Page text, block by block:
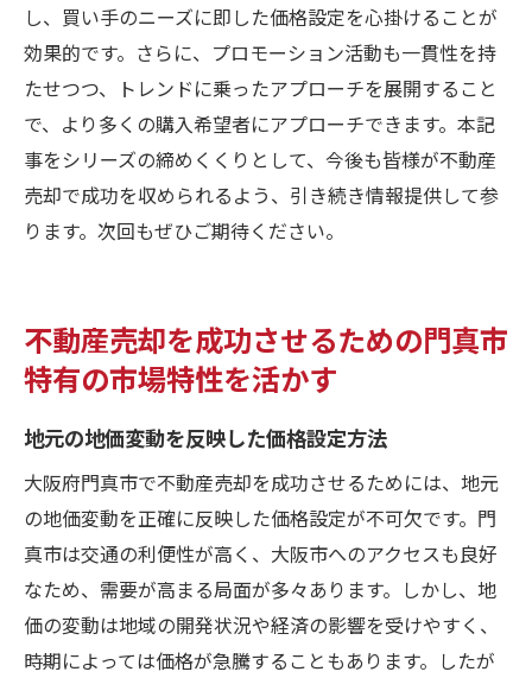
し、買い手のニーズに即した価格設定を心掛けることが
効果的です。さらに、プロモーション活動も一貫性を持
たせつつ、トレンドに乗ったアプローチを展開すること
で、より多くの購入希望者にアプローチできます。本記
事をシリーズの締めくくりとして、今後も皆様が不動産
売却で成功を収められるよう、引き続き情報提供して参
ります。次回もぜひご期待ください。
不動産売却を成功させるための門真市
特有の市場特性を活かす
地元の地価変動を反映した価格設定方法
大阪府門真市で不動産売却を成功させるためには、地元
の地価変動を正確に反映した価格設定が不可欠です。門
真市は交通の利便性が高く、大阪市へのアクセスも良好
なため、需要が高まる局面が多々あります。しかし、地
価の変動は地域の開発状況や経済の影響を受けやすく、
時期によっては価格が急騰することもあります。したが